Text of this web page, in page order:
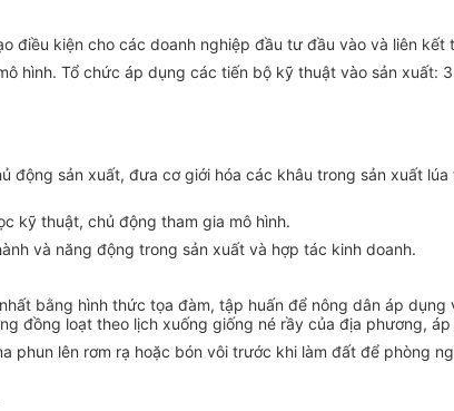
điều kiện cho các doanh nghiệp đầu tư đầu vào và liên kết
hình. Tổ chức áp dụng các tiến bộ kỹ thuật vào sản xuất:
sản xuất, đưa cơ giới hóa các khâu trong sản xuất
kỹ thuật, chủ động tham gia mô hình.
và năng động trong sản xuất và hợp tác kinh doanh.
bằng hình thức tọa đàm, tập huấn để nông dân áp
đồng loạt theo lịch xuống giống né rầy của địa phương,
lên rơm rạ hoặc bón vôi trước khi làm đất để phòng